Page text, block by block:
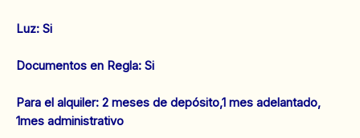
‌Luz: Si
‌‌Documentos en Regla: Si
Para el alquiler: 2 meses de depósito,1 mes adelantado,
1mes administrativo